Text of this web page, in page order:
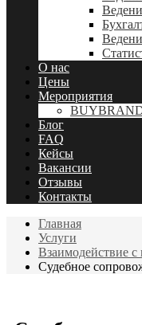
О нас
Цены
Мероприятия
Блог
FAQ
Кейсы
Вакансии
Отзывы
Контакты
Главная
Услуги
Взаимодействие
Судебное